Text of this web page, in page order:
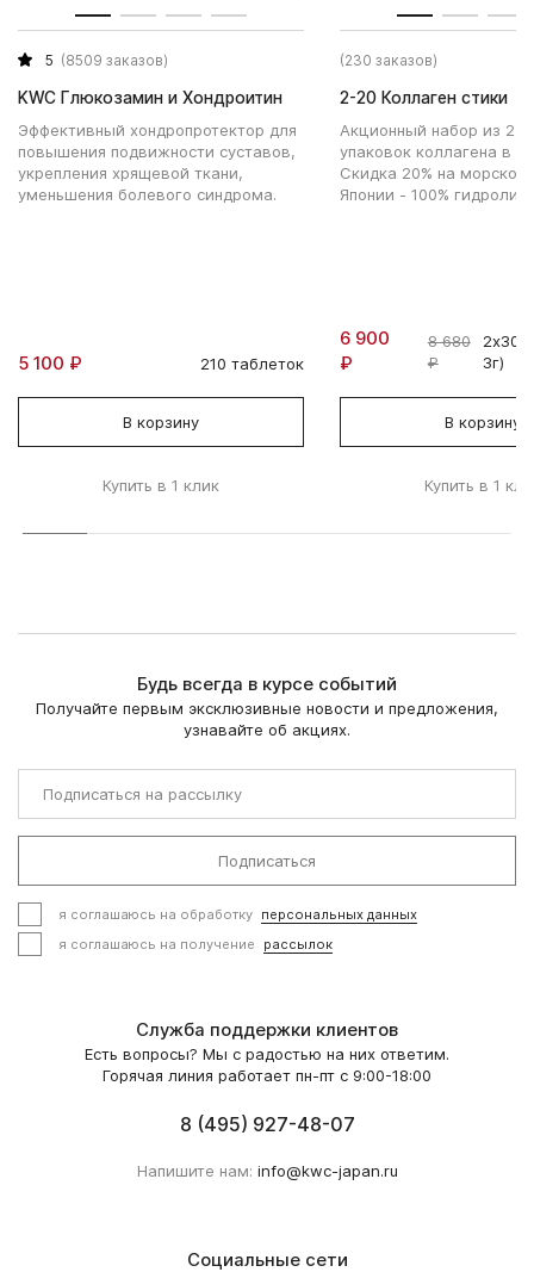
5 (8509 заказов)
KWC Глюкозамин и Хондроитин
Эффективный хондропротектор для
повышения подвижности суставов,
укрепления хрящевой ткани,
уменьшения болевого синдрома.
5 100 ₽ 210 таблеток
В корзину
Купить в 1 клик
(230 заказов)
2-20 Коллаген стики
Акционный набор из 2
упаковок коллагена в
Скидка 20% на морской
Японии - 100%
6 900
₽
8 680
₽
2х30
3г)
В корзину
Купить в 1
Будь всегда в курсе событий
Получайте первым эксклюзивные новости и предложения,
узнавайте об акциях.
Подписаться
я соглашаюсь на обработку персональных данных
я соглашаюсь на получение
рассылок
Служба поддержки клиентов
Есть вопросы? Мы с радостью на них ответим.
Горячая линия работает пн-пт с 9:00-18:00
8 (495) 927-48-07
Напишите нам: info@kwc-japan.ru
Социальные сети